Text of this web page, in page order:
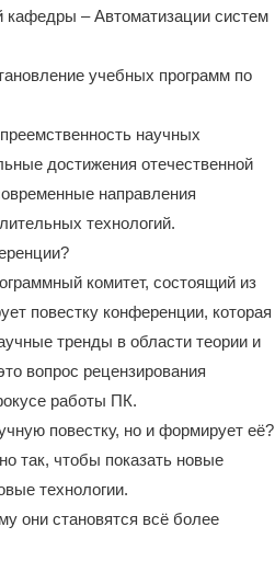
– Автоматизации систем
учебных программ по
научных
достижения отечественной
направления
технологий.
комитет, состоящий из
повестку конференции, которая
тренды в области теории и
вопрос рецензирования
работы ПК.
повестку, но и формирует её?
так, чтобы показать новые
технологии.
они становятся всё более